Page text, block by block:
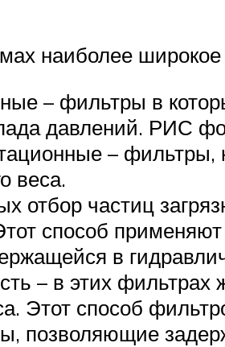
наиболее
– фильтры в
давлений. РИС
–
веса.
отбор частиц
способ
в
– в этих фильтрах
Этот способ
позволяющие